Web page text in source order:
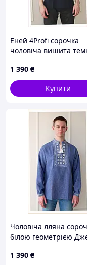
Еней 4Profi сорочка
чоловіча вишита
1 390 ₴
Купити
Чоловіча лляна
білою геометрією
1 390 ₴